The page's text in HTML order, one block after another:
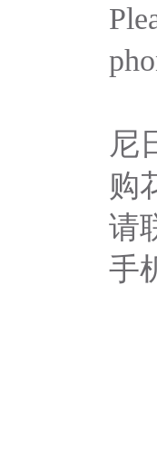
尼
购
请
手